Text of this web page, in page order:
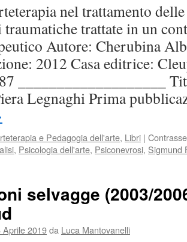
nel trattamento
trattate in un
Autore: Cherubina
2012 Casa editrice:
___________________
Legnaghi Prima
e Pedagogia dell'arte, Libri |
, Psicologia dell'arte, Psiconevrosi, Sigmund
selvagge (2003/
Aprile 2019da Luca Mantovanelli